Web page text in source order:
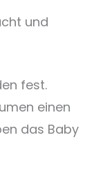
und
fest.
einen
das Baby